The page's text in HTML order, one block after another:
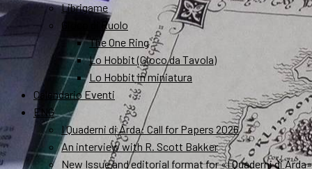
Librigame
Gioco di Ruolo
The One Ring
Lo Hobbit (Gioco da Tavola)
Lo Hobbit in miniatura
Calendario Eventi
ENG
I Quaderni di Arda: Call for Papers 2026
An interview with R. Scott Bakker
New Issue and editorial format for «I Quaderni di Arda»